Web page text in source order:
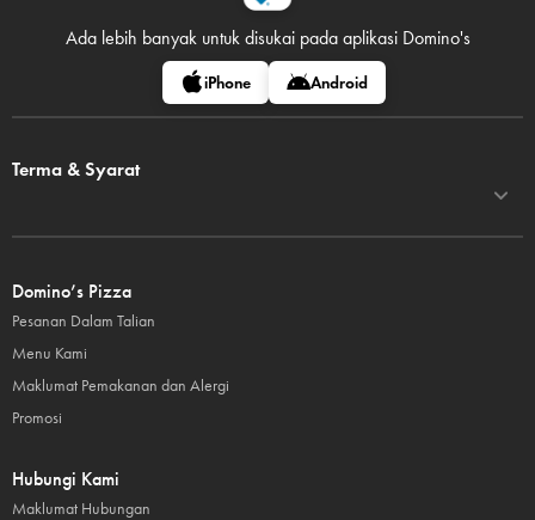
Ada lebih banyak untuk disukai pada aplikasi Domino's
iPhone Android
Terma & Syarat
Domino’s Pizza
Pesanan Dalam Talian
Menu Kami
Maklumat Pemakanan dan Alergi
Promosi
Hubungi Kami
Maklumat Hubungan